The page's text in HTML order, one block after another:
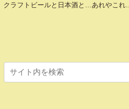
クラフトビールと日本酒と…あれやこれや